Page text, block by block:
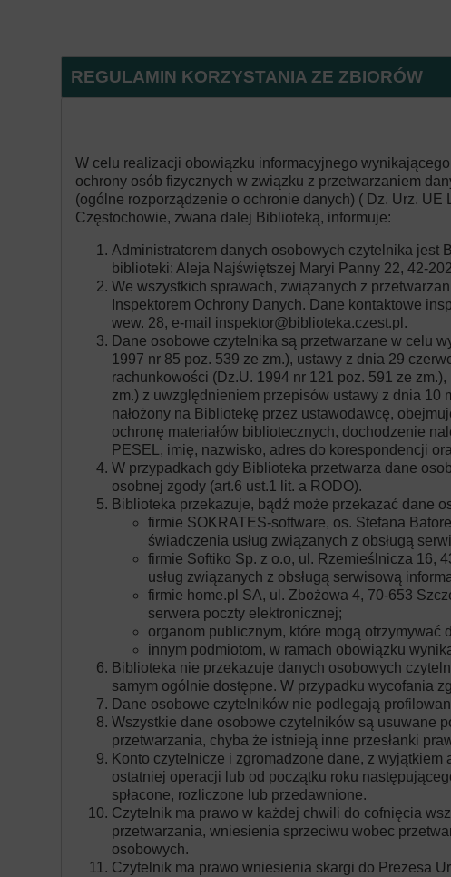
w Częstochowie
Narodowe Centrum
Kultury
REGULAMIN KORZYSTANIA ZE ZBIORÓW
W celu realizacji obowiązku informacyjnego
ochrony osób fizycznych w związku z przetwarzaniem
(ogólne rozporządzenie o ochronie danych) ( Dz. Urz.
Częstochowie, zwana dalej Biblioteką, informuje:
Administratorem danych osobowych czytelnika jest
biblioteki: Aleja Najświętszej Maryi Panny 22, 42-
We wszystkich sprawach, związanych z
Inspektorem Ochrony Danych. Dane kontaktowe
wew. 28, e-mail inspektor@biblioteka.czest.pl .
Dane osobowe czytelnika są przetwarzane w celu
1997 nr 85 poz. 539 ze zm.), ustawy z dnia 29
rachunkowości (Dz.U. 1994 nr 121 poz. 591 ze
zm.) z uwzględnieniem przepisów ustawy z dnia 10
nałożony na Bibliotekę przez ustawodawcę,
ochronę materiałów bibliotecznych, dochodzenie
PESEL, imię, nazwisko, adres do korespondencji
W przypadkach gdy Biblioteka przetwarza dane
osobnej zgody (art.6 ust.1 lit. a RODO).
Biblioteka przekazuje, bądź może przekazać dane
firmie SOKRATES-software, os. Stefana
świadczenia usług związanych z obsługą
firmie Softiko Sp. z o.o, ul. Rzemieślnicza 16,
usług związanych z obsługą serwisową
firmie home.pl SA, ul. Zbożowa 4, 70-653
serwera poczty elektronicznej;
organom publicznym, które mogą
innym podmiotom, w ramach obowiązku
Biblioteka nie przekazuje danych osobowych
samym ogólnie dostępne. W przypadku wycofania
Dane osobowe czytelników nie podlegają
Wszystkie dane osobowe czytelników są usuwane
przetwarzania, chyba że istnieją inne przesłanki
Konto czytelnicze i zgromadzone dane, z
ostatniej operacji lub od początku roku
spłacone, rozliczone lub przedawnione.
Czytelnik ma prawo w każdej chwili do cofnięcia
przetwarzania, wniesienia sprzeciwu wobec
osobowych.
Czytelnik ma prawo wniesienia skargi do Prezesa